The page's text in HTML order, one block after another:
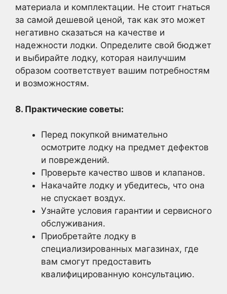
материала и комплектации. Не стоит гнаться
за самой дешевой ценой, так как это может
негативно сказаться на качестве и
надежности лодки. Определите свой бюджет
и выбирайте лодку, которая наилучшим
образом соответствует вашим потребностям
и возможностям.
8. Практические советы:
Перед покупкой внимательно
осмотрите лодку на предмет дефектов
и повреждений.
Проверьте качество швов и клапанов.
Накачайте лодку и убедитесь, что она
не спускает воздух.
Узнайте условия гарантии и сервисного
обслуживания.
Приобретайте лодку в
специализированных магазинах, где
вам смогут предоставить
квалифицированную консультацию.